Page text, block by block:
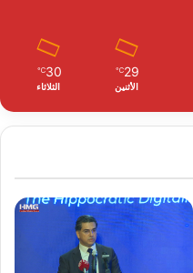
29
℃
الأثنين
30
℃
الثلاثاء